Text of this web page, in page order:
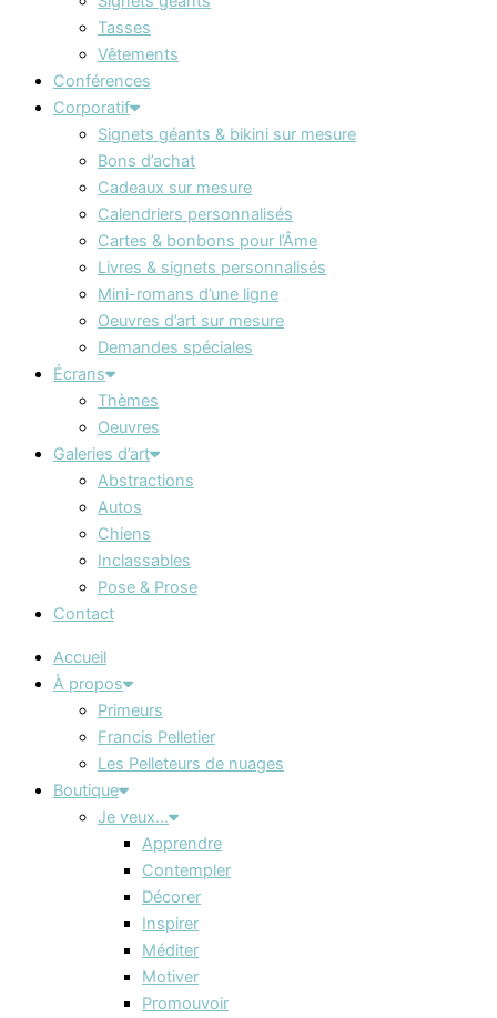
Tasses
Vêtements
Conférences
Corporatif
Signets géants & bikini sur mesure
Bons d’achat
Cadeaux sur mesure
Calendriers personnalisés
Cartes & bonbons pour l’Âme
Livres & signets personnalisés
Mini-romans d’une ligne
Oeuvres d’art sur mesure
Demandes spéciales
Écrans
Thèmes
Oeuvres
Galeries d’art
Abstractions
Autos
Chiens
Inclassables
Pose & Prose
Contact
Accueil
À propos
Primeurs
Francis Pelletier
Les Pelleteurs de nuages
Boutique
Je veux…
Apprendre
Contempler
Décorer
Inspirer
Méditer
Motiver
Promouvoir